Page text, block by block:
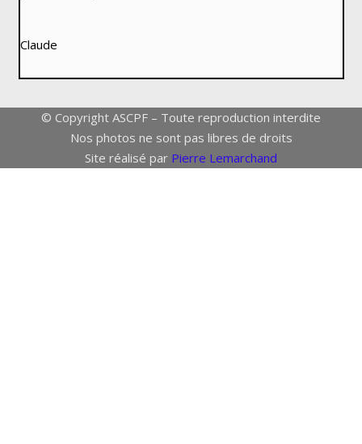
Claude
© Copyright ASCPF – Toute reproduction interdite
Nos photos ne sont pas libres de droits
Site réalisé par Pierre Lemarchand